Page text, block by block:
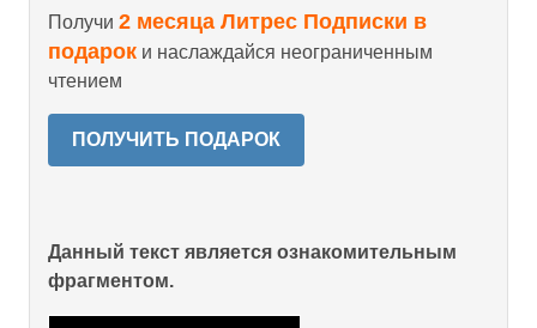
Получи 2 месяца Литрес Подписки в
подарок и наслаждайся неограниченным
чтением
ПОЛУЧИТЬ ПОДАРОК
Данный текст является ознакомительным
фрагментом.